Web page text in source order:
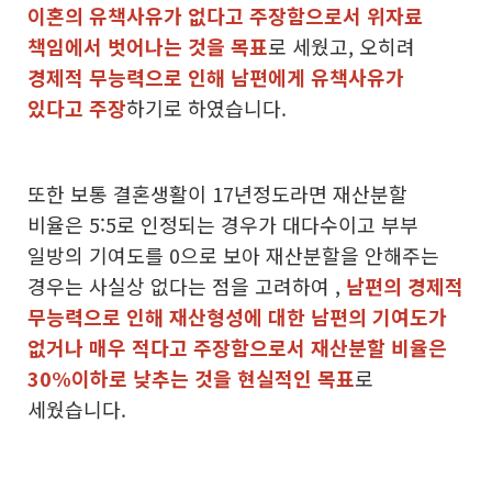
이혼의 유책사유가 없다고 주장함으로서 위자료
책임에서 벗어나는 것을 목표로 세웠고, 오히려
경제적 무능력으로 인해 남편에게 유책사유가
있다고 주장하기로 하였습니다.
또한 보통 결혼생활이 17년정도라면 재산분할
비율은 5:5로 인정되는 경우가 대다수이고 부부
일방의 기여도를 0으로 보아 재산분할을 안해주는
경우는 사실상 없다는 점을 고려하여 , 남편의 경제적
무능력으로 인해 재산형성에 대한 남편의 기여도가
없거나 매우 적다고 주장함으로서 재산분할 비율은
30%이하로 낮추는 것을 현실적인 목표로
세웠습니다.